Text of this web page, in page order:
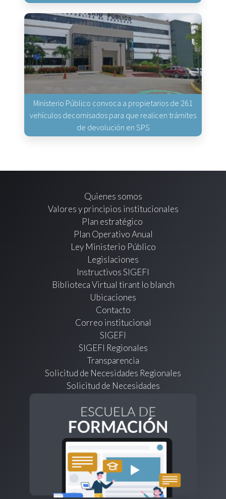
Ministerio Público convoca a propietarios de 261
vehículos decomisados para que realicen trámites
de devolución en SPS
Quienes somos
Valores y principios institucionales
Plan estratégico
Plan Operativo Anual
Ley Ministerio Público
Legislaciones
Instructivos SIGEFI
Biblioteca Virtual tirant lo blanch
Ubicaciones
Contacto
Correo institucional
SIGEFI
SIGEFI Regionales
Transparencia
Solicitud de Necesidades Regionales
Solicitud de Necesidades